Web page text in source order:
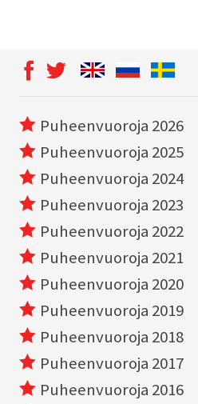
Puheenvuoroja 2026
Puheenvuoroja 2025
Puheenvuoroja 2024
Puheenvuoroja 2023
Puheenvuoroja 2022
Puheenvuoroja 2021
Puheenvuoroja 2020
Puheenvuoroja 2019
Puheenvuoroja 2018
Puheenvuoroja 2017
Puheenvuoroja 2016